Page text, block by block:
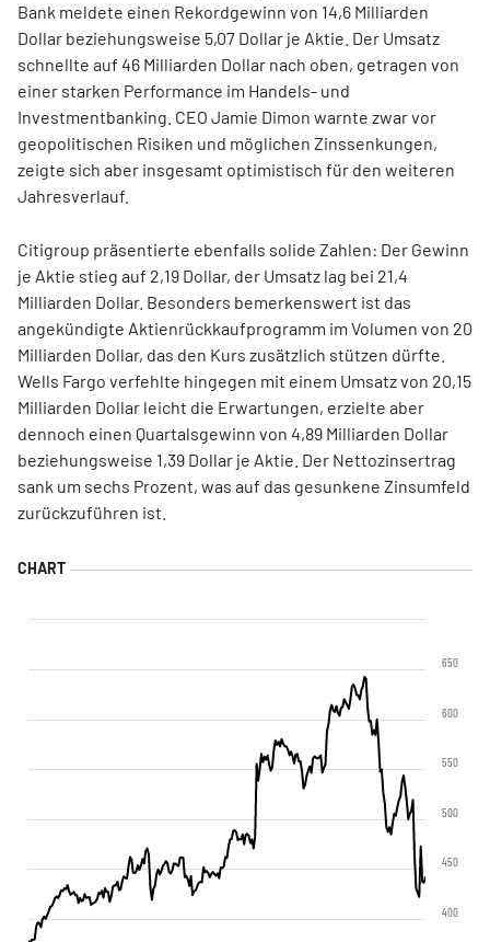
Bank meldete einen Rekordgewinn von 14,6 Milliarden
Dollar beziehungsweise 5,07 Dollar je Aktie. Der Umsatz
schnellte auf 46 Milliarden Dollar nach oben, getragen von
einer starken Performance im Handels- und
Investmentbanking. CEO Jamie Dimon warnte zwar vor
geopolitischen Risiken und möglichen Zinssenkungen,
zeigte sich aber insgesamt optimistisch für den weiteren
Jahresverlauf.
Citigroup präsentierte ebenfalls solide Zahlen: Der Gewinn
je Aktie stieg auf 2,19 Dollar, der Umsatz lag bei 21,4
Milliarden Dollar. Besonders bemerkenswert ist das
angekündigte Aktienrückkaufprogramm im Volumen von 20
Milliarden Dollar, das den Kurs zusätzlich stützen dürfte.
Wells Fargo verfehlte hingegen mit einem Umsatz von 20,15
Milliarden Dollar leicht die Erwartungen, erzielte aber
dennoch einen Quartalsgewinn von 4,89 Milliarden Dollar
beziehungsweise 1,39 Dollar je Aktie. Der Nettozinsertrag
sank um sechs Prozent, was auf das gesunkene Zinsumfeld
zurückzuführen ist.
400
450
500
550
600
650